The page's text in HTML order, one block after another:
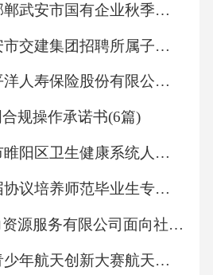
烟叶生产中，为了改善燃
度，通常会添加一种无机
物质中最常用作助燃剂的
2025年河北邯郸武安市国有企业秋季博硕人才引进30人笔试历年典型考点题库附带答案详解
2025四川雅安市交建集团招聘所属子公司人员笔试笔试历年难易错考点试卷带答案解析
2025中国太平洋人寿保险股份有限公司兰州中心支公司招聘笔试历年备考题库附带答案详解
规操作承诺书(6篇)
2026年商丘市睢阳区卫生健康系统人员招聘笔试备考试题及答案解析
酒泉市2026届协议培养师范毕业生专项招聘49人考试备考试题及答案解析
江西新鸿人力资源服务有限公司面向社会公开招聘工作人员考试备考题库及答案解析
2026年全国青少年航天创新大赛航天知识竞赛试题及答案